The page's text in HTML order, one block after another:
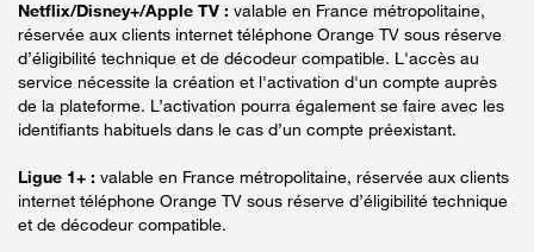
Netflix/Disney+/Apple TV : valable en France métropolitaine,
réservée aux clients internet téléphone Orange TV sous réserve
d’éligibilité technique et de décodeur compatible. L'accès au
service nécessite la création et l'activation d'un compte auprès
de la plateforme. L’activation pourra également se faire avec les
identifiants habituels dans le cas d’un compte préexistant.
Ligue 1+ : valable en France métropolitaine, réservée aux clients
internet téléphone Orange TV sous réserve d’éligibilité technique
et de décodeur compatible.